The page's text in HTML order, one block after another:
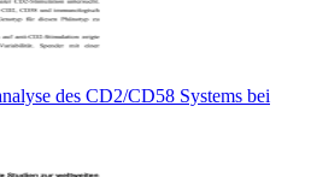
des CD2/CD58 Systems bei